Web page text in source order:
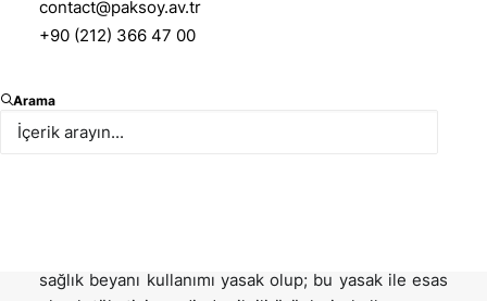
contact@paksoy.av.tr
+90 (212) 366 47 00
AramaSağlık beyanı, bir ürünün veya ürünün bileşimindeki
unsurların insan sağlığına fayda sağladığını veya
sağlık beyanı kullanımı yasak olup; bu yasak ile esas